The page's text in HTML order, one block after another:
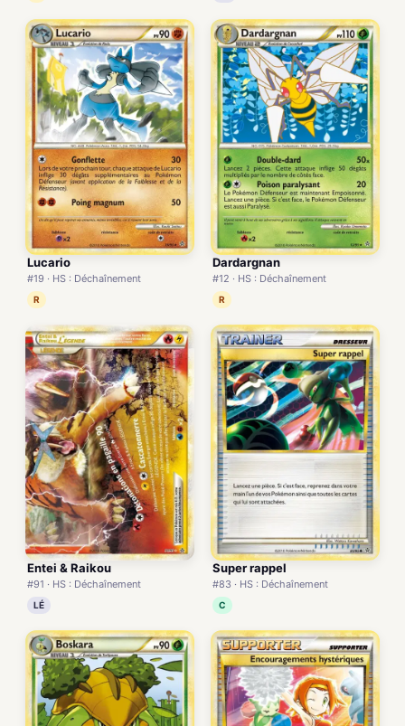
Lucario
#19 · HS : Déchaînement
R
Dardargnan
#12 · HS : Déchaînement
R
Entei & Raikou
#91 · HS : Déchaînement
LÉ
Super rappel
#83 · HS : Déchaînement
C